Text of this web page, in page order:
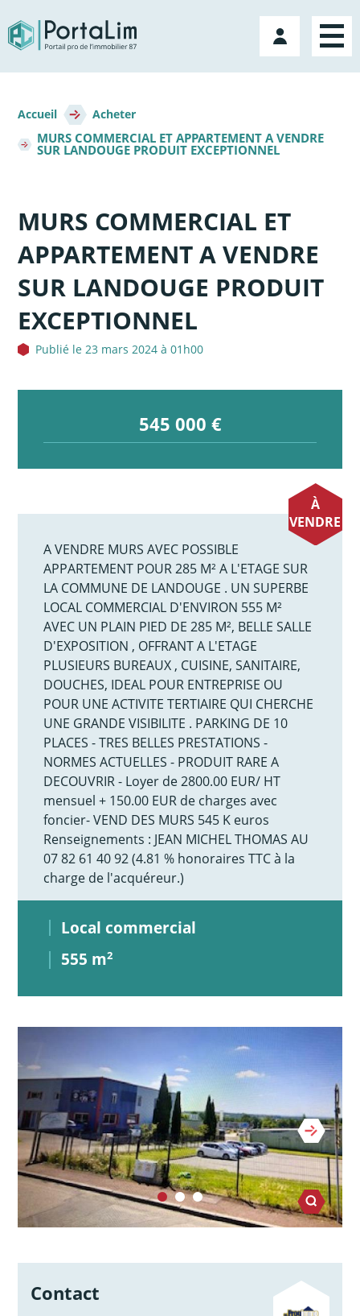
directement
au
contenu
Mon
compte
d'Ariane
Accueil Acheter
MURS COMMERCIAL ET APPARTEMENT A VENDRE
SUR LANDOUGE PRODUIT EXCEPTIONNEL
MURS COMMERCIAL ET
APPARTEMENT A VENDRE
SUR LANDOUGE PRODUIT
EXCEPTIONNEL
Publié le 23 mars 2024 à 01h00
545 000 €
À
VENDRE
A VENDRE MURS AVEC POSSIBLE
APPARTEMENT POUR 285 M² A L'ETAGE SUR
LA COMMUNE DE LANDOUGE . UN SUPERBE
LOCAL COMMERCIAL D'ENVIRON 555 M²
AVEC UN PLAIN PIED DE 285 M², BELLE SALLE
D'EXPOSITION , OFFRANT A L'ETAGE
PLUSIEURS BUREAUX , CUISINE, SANITAIRE,
DOUCHES, IDEAL POUR ENTREPRISE OU
POUR UNE ACTIVITE TERTIAIRE QUI CHERCHE
UNE GRANDE VISIBILITE . PARKING DE 10
PLACES - TRES BELLES PRESTATIONS -
NORMES ACTUELLES - PRODUIT RARE A
DECOUVRIR - Loyer de 2800.00 EUR/ HT
mensuel + 150.00 EUR de charges avec
foncier- VEND DES MURS 545 K euros
Renseignements : JEAN MICHEL THOMAS AU
07 82 61 40 92 (4.81 % honoraires TTC à la
charge de l'acquéreur.)
Local commercial
555 m2
Contact